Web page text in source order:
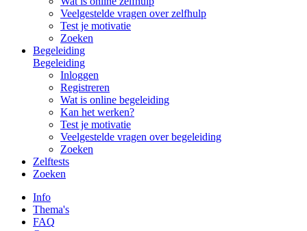
Veelgestelde vragen over zelfhulp
Test je motivatie
Zoeken
Begeleiding
Begeleiding
Inloggen
Registreren
Wat is online begeleiding
Kan het werken?
Test je motivatie
Veelgestelde vragen over begeleiding
Zoeken
Zelftests
Zoeken
Info
Thema's
FAQ